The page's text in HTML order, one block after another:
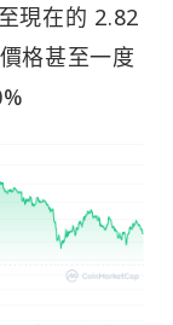
現在的 2.82
格甚至一度